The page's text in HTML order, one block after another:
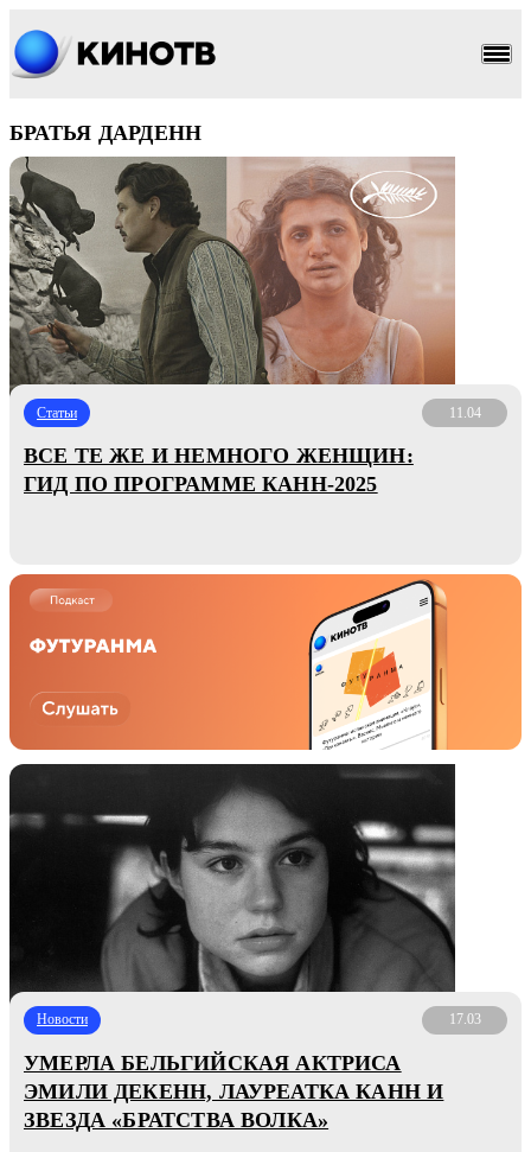
БРАТЬЯ ДАРДЕНН
Статьи 11.04
ВСЕ ТЕ ЖЕ И НЕМНОГО ЖЕНЩИН:
ГИД ПО ПРОГРАММЕ КАНН-2025
Новости 17.03
УМЕРЛА БЕЛЬГИЙСКАЯ АКТРИСА
ЭМИЛИ ДЕКЕНН, ЛАУРЕАТКА КАНН И
ЗВЕЗДА «БРАТСТВА ВОЛКА»